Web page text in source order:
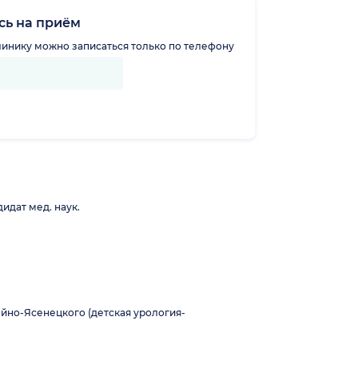
на приём
можно записаться только по телефону
мед. наук.
Ясенецкого (детская урология-